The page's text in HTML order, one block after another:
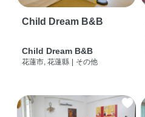
Child Dream B&B
Child Dream B&B
花蓮市, 花蓮縣 その他